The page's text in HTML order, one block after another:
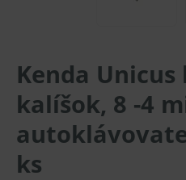
Kenda
kalíšok, 8 -4
ks